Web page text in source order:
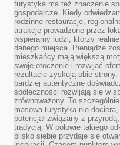
turystyka ma też znaczenie
gospodarcze. Kiedy
rodzinne restauracje,
atrakcje prowadzone przez
wspieramy ludzi, którzy
danego miejsca. Pieniądze
mieszkańcy mają większą
swoje otoczenie i rozwijać
rezultacie zyskują obie
bardziej autentyczne
społeczności rozwijają się w
zrównoważony. To
masowa turystyka nie
potencjał związany z
tradycją. W połowie takiego
blisko siebie przydaje się